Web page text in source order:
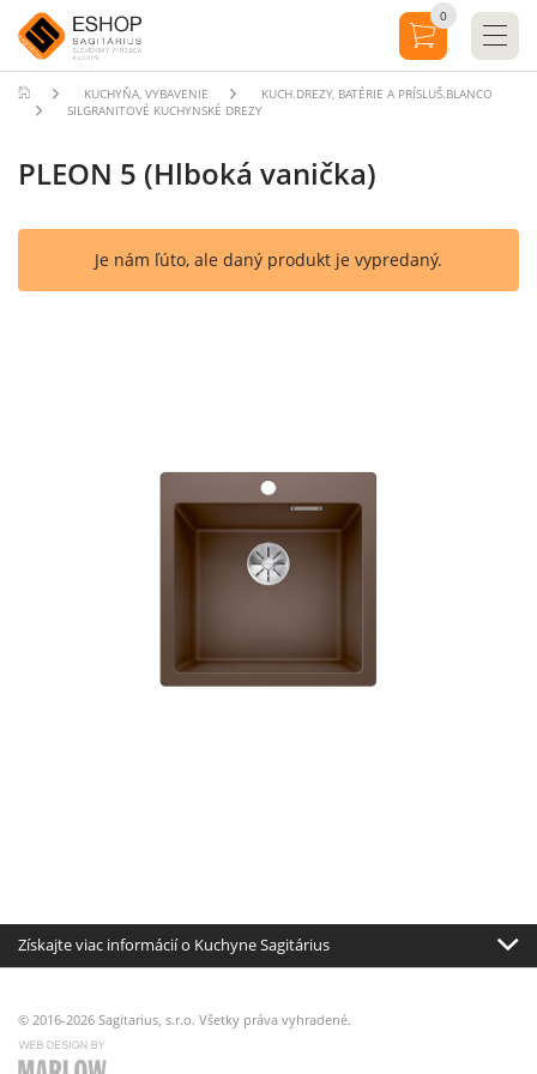
KUCHYŇA, VYBAVENIE
KUCH.DREZY, BATÉRIE A PRÍSLUŠ.BLANCO
SILGRANITOVÉ KUCHYNSKÉ DREZY
PLEON 5 (Hlboká vanička)
Je nám ľúto, ale daný produkt je vypredaný.
Získajte viac informácií o Kuchyne Sagitárius
© 2016-2026 Sagitarius, s.r.o. Všetky práva vyhradené.
0